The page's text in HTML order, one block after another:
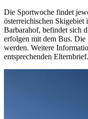
Die Sportwoche findet
österreichischen Skigebiet
Barbarahof, befindet sich
erfolgen mit dem Bus. Die
werden. Weitere
entsprechenden Elternbrief.